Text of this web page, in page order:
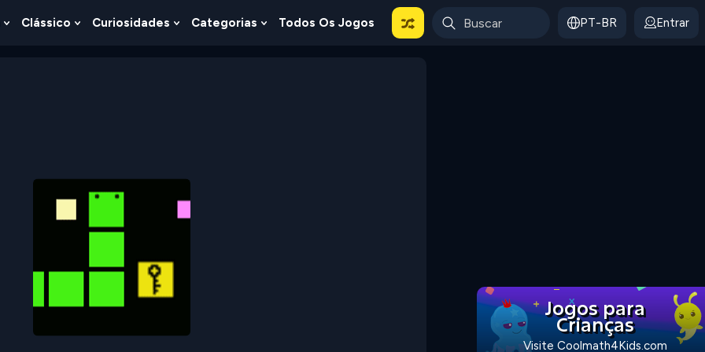
Show
Clássico Show
Curiosidades Show
Categorias Show
Todos Os Jogos PT-BR Entrar
Jogos para
Crianças
Visite Coolmath4Kids.com